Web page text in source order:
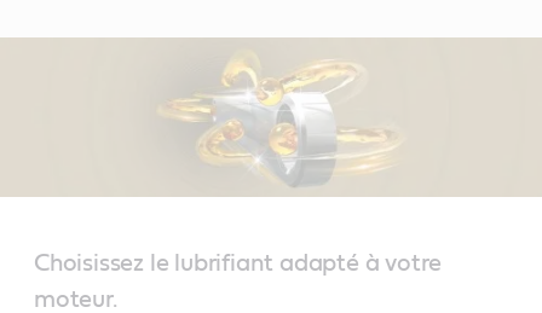
Choisissez le lubrifiant adapté à votre
moteur.